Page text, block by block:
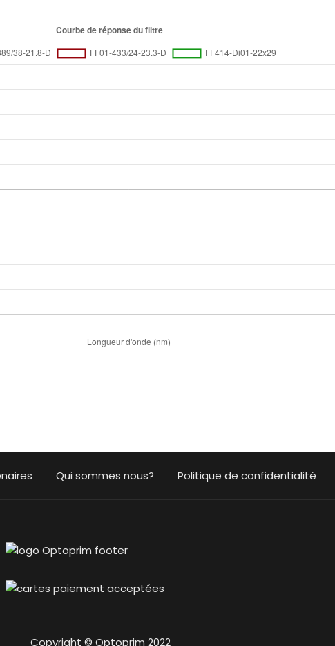
Qui sommes nous? Politique de confidentialité
Copyright © Optoprim 2022